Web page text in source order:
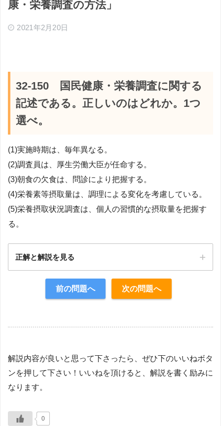
康・栄養調査の方法」
2021年2月20日
32-150 国民健康・栄養調査に関する
記述である。正しいのはどれか。1つ
選べ。
(1)実施時期は、毎年異なる。
(2)調査員は、厚生労働大臣が任命する。
(3)朝食の欠食は、問診により把握する。
(4)栄養素等摂取量は、調理による変化を考慮している。
(5)栄養摂取状況調査は、個人の習慣的な摂取量を把握す
る。
正解と解説を見る
前の問題へ 次の問題へ
解説内容が良いと思って下さったら、ぜひ下のいいねボタ
ンを押して下さい！いいねを頂けると、解説を書く励みに
なります。
0